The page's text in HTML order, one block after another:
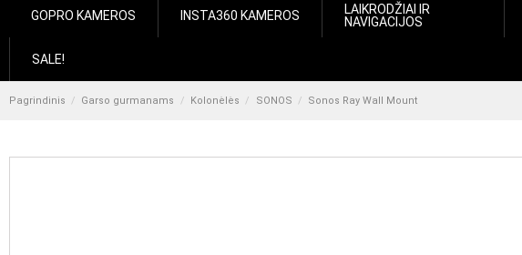
GOPRO KAMEROS INSTA360 KAMEROS
LAIKRODŽIAI IR
NAVIGACIJOS
SALE!
Pagrindinis Garso gurmanams Kolonėlės SONOS Sonos Ray Wall Mount